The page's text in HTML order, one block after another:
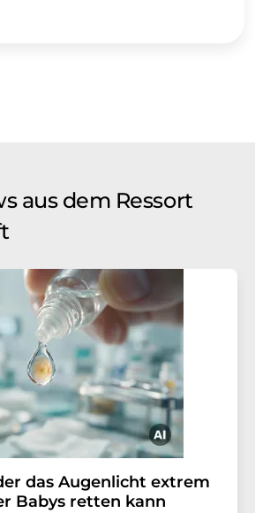
aus dem Ressort
das Augenlicht extrem
Babys retten kann